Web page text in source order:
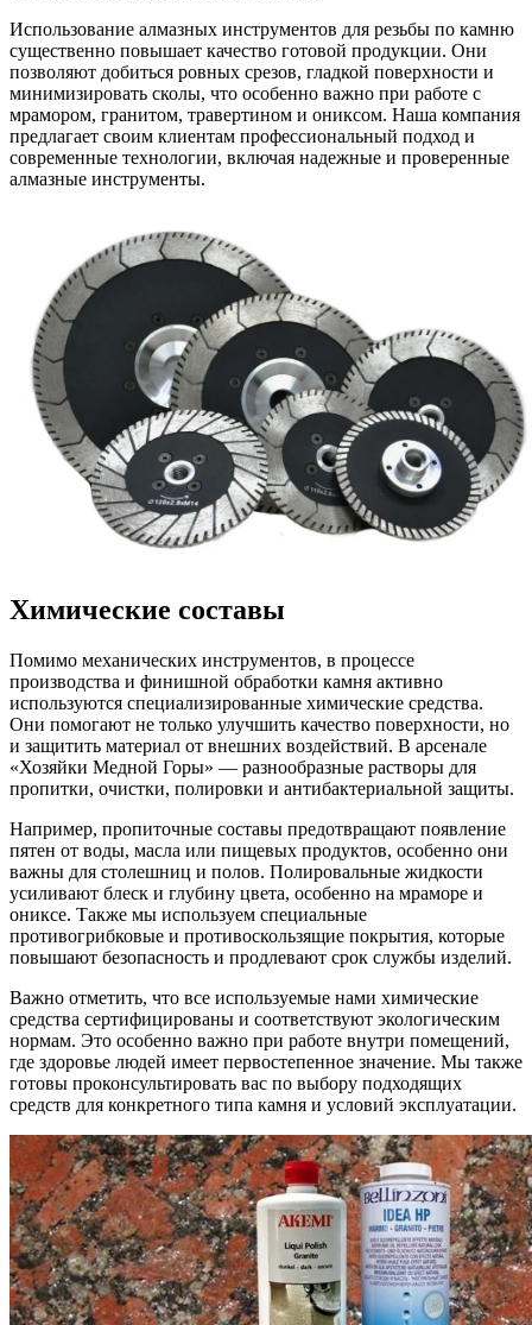
Использование алмазных инструментов для резьбы по камню
существенно повышает качество готовой продукции. Они
позволяют добиться ровных срезов, гладкой поверхности и
минимизировать сколы, что особенно важно при работе с
мрамором, гранитом, травертином и ониксом. Наша компания
предлагает своим клиентам профессиональный подход и
современные технологии, включая надежные и проверенные
алмазные инструменты.
Химические составы
Помимо механических инструментов, в процессе
производства и финишной обработки камня активно
используются специализированные химические средства.
Они помогают не только улучшить качество поверхности, но
и защитить материал от внешних воздействий. В арсенале
«Хозяйки Медной Горы» — разнообразные растворы для
пропитки, очистки, полировки и антибактериальной защиты.
Например, пропиточные составы предотвращают появление
пятен от воды, масла или пищевых продуктов, особенно они
важны для столешниц и полов. Полировальные жидкости
усиливают блеск и глубину цвета, особенно на мраморе и
ониксе. Также мы используем специальные
противогрибковые и противоскользящие покрытия, которые
повышают безопасность и продлевают срок службы изделий.
Важно отметить, что все используемые нами химические
средства сертифицированы и соответствуют экологическим
нормам. Это особенно важно при работе внутри помещений,
где здоровье людей имеет первостепенное значение. Мы также
готовы проконсультировать вас по выбору подходящих
средств для конкретного типа камня и условий эксплуатации.